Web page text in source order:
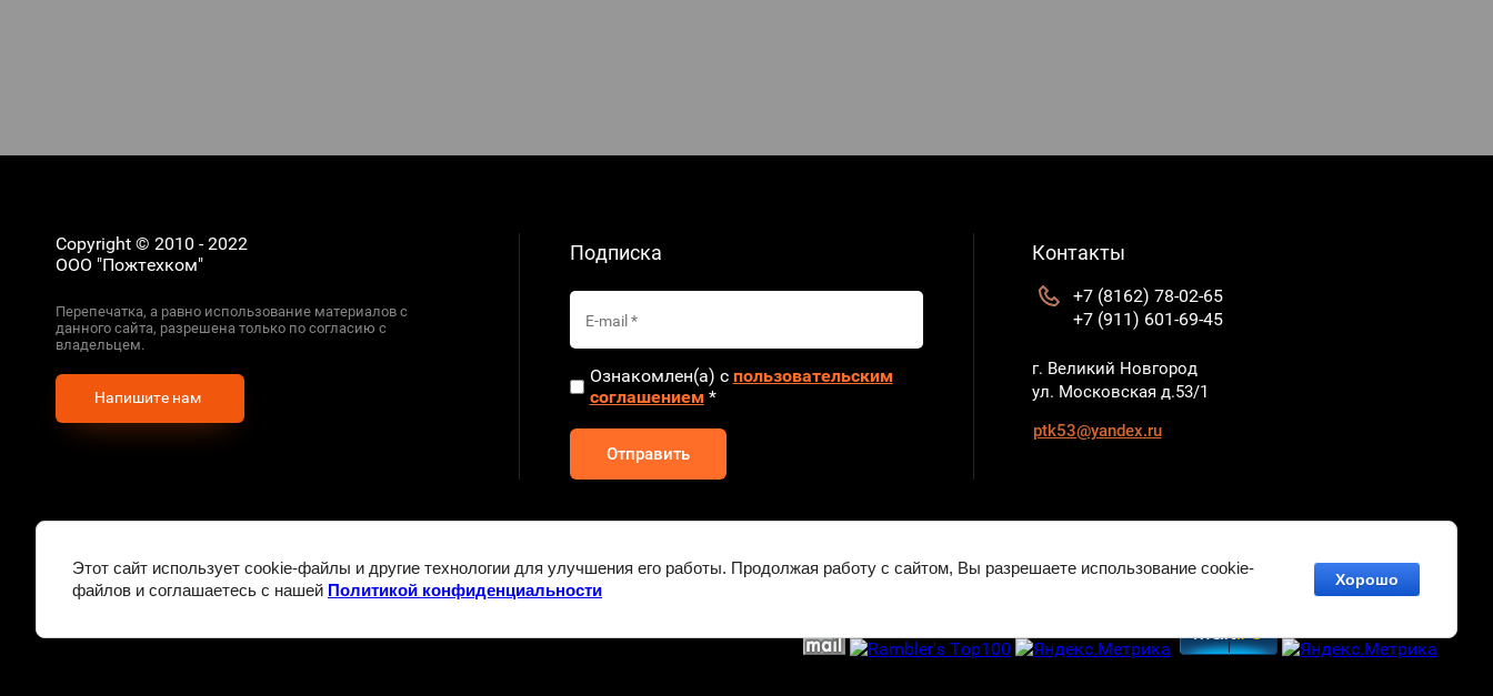
Copyright © 2010 - 2022
ООО "Пожтехком"
Перепечатка, а равно использование материалов с
данного сайта, разрешена только по согласию с
владельцем.
Напишите нам
Подписка
Ознакомлен(а) с пользовательским
соглашением *
Отправить
Контакты
+7 (8162) 78-02-65
+7 (911) 601-69-45
г. Великий Новгород
ул. Московская д.53/1
ptk53@yandex.ru
Создание сайтовв студии Мегагрупп
vk Whatsapp Telegram
Этот сайт использует cookie-файлы и другие технологии для улучшения его работы. Продолжая работу с сайтом, Вы разрешаете использование cookie-
файлов и соглашаетесь с нашей Политикой конфиденциальности
Хорошо